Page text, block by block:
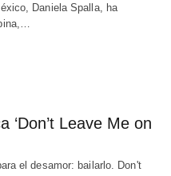
Daniela Spalla, ha
‘Don’t Leave Me on
el desamor: bailarlo. Don't